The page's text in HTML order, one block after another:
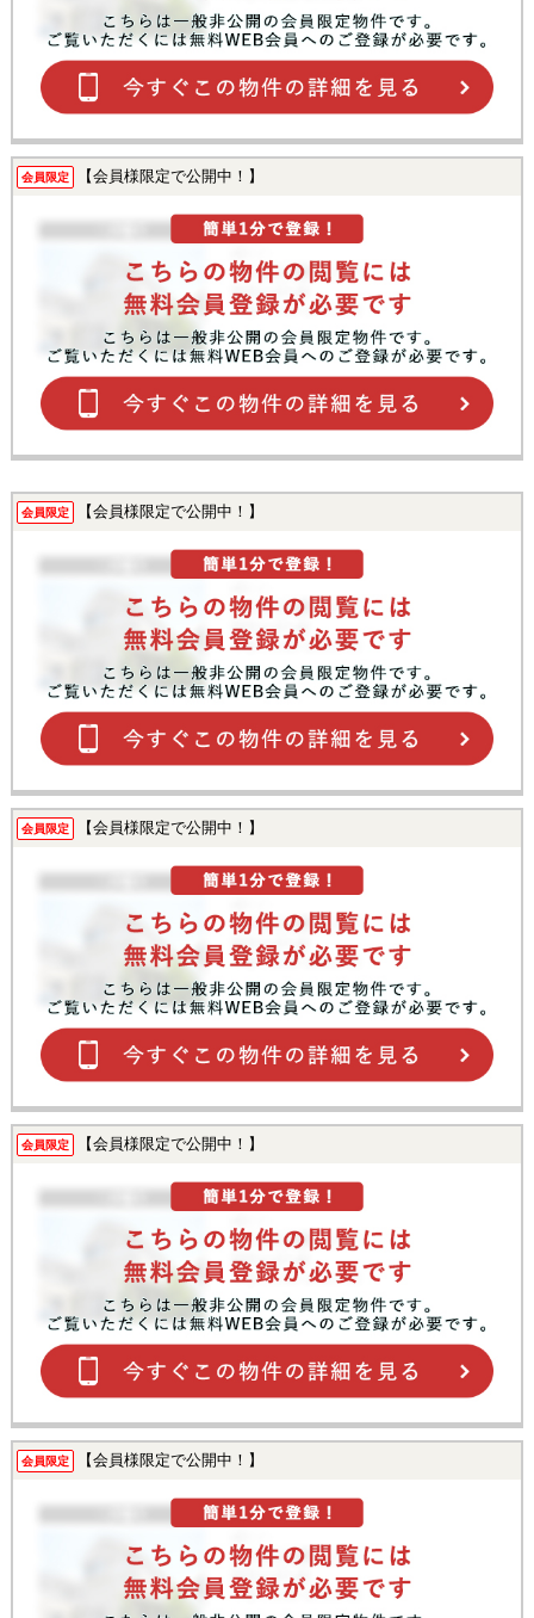
会員限定 【会員様限定で公開中！】
会員限定 【会員様限定で公開中！】
会員限定 【会員様限定で公開中！】
会員限定 【会員様限定で公開中！】
会員限定 【会員様限定で公開中！】